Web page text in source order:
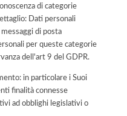
di categorie
Dati personali
di posta
per queste categorie
dell'art 9 del GDPR.
in particolare i Suoi
finalità connesse
ad obblighi legislativi o